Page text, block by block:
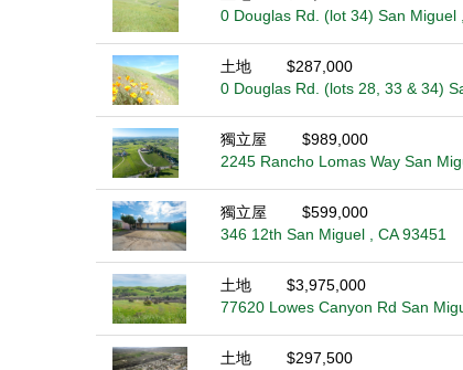
0 Douglas Rd. (lot 34) San Miguel
土地
$287,000
0 Douglas Rd. (lots 28, 33 & 34)
獨立屋
$989,000
2245 Rancho Lomas Way San
獨立屋
$599,000
346 12th San Miguel , CA 93451
土地
$3,975,000
77620 Lowes Canyon Rd San
土地
$297,500